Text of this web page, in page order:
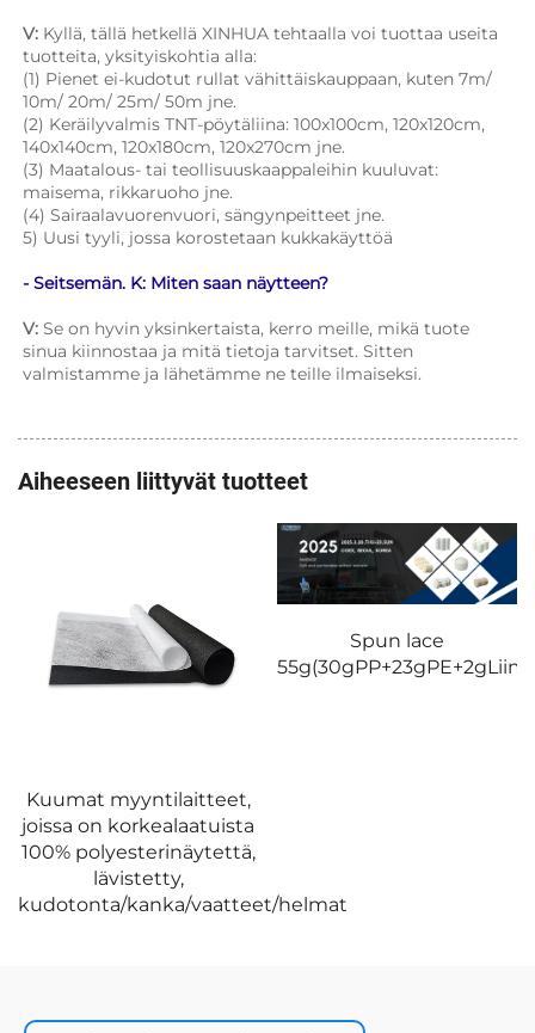
V: Kyllä, tällä hetkellä XINHUA tehtaalla voi tuottaa useita
tuotteita, yksityiskohtia alla:
(1) Pienet ei-kudotut rullat vähittäiskauppaan, kuten 7m/
10m/ 20m/ 25m/ 50m jne.
(2) Keräilyvalmis TNT-pöytäliina: 100x100cm, 120x120cm,
140x140cm, 120x180cm, 120x270cm jne.
(3) Maatalous- tai teollisuuskaappaleihin kuuluvat:
maisema, rikkaruoho jne.
(4) Sairaalavuorenvuori, sängynpeitteet jne.
5) Uusi tyyli, jossa korostetaan kukkakäyttöä
- Seitsemän. K: Miten saan näytteen?
V: Se on hyvin yksinkertaista, kerro meille, mikä tuote
sinua kiinnostaa ja mitä tietoja tarvitset. Sitten
valmistamme ja lähetämme ne teille ilmaiseksi.
Aiheeseen liittyvät tuotteet
helmat
Spun lace
55g(30gPP+23gPE+2gLiima)2